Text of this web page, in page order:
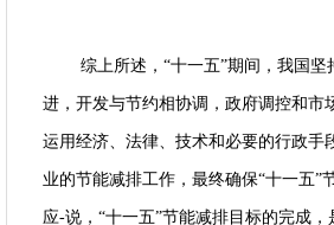
综上所述，“十一五”期间，我国坚
进，开发与节约相协调，政府调控和市
运用经济、法律、技术和必要的行政手
业的节能减排工作，最终确保“十一五”
应-说，“十一五”节能减排目标的完成